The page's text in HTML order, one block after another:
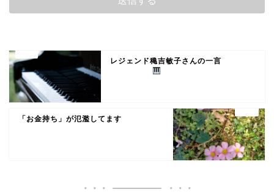
レジェンド穐吉敏子さんの一言
「お金持ち」が氾濫してます